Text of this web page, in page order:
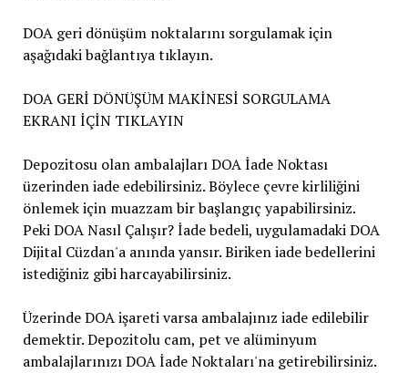
DOA geri dönüşüm noktalarını sorgulamak için
aşağıdaki bağlantıya tıklayın.
DOA GERİ DÖNÜŞÜM MAKİNESİ SORGULAMA
EKRANI İÇİN TIKLAYIN
Depozitosu olan ambalajları DOA İade Noktası
üzerinden iade edebilirsiniz. Böylece çevre kirliliğini
önlemek için muazzam bir başlangıç yapabilirsiniz.
Peki DOA Nasıl Çalışır? İade bedeli, uygulamadaki DOA
Dijital Cüzdan'a anında yansır. Biriken iade bedellerini
istediğiniz gibi harcayabilirsiniz.
Üzerinde DOA işareti varsa ambalajınız iade edilebilir
demektir. Depozitolu cam, pet ve alüminyum
ambalajlarınızı DOA İade Noktaları'na getirebilirsiniz.